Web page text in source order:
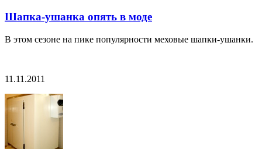
Шапка-ушанка опять в моде
В этом сезоне на пике популярности меховые шапки-ушанки.
11.11.2011